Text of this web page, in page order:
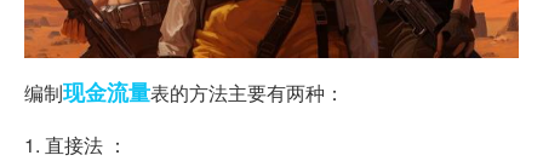
编制现金流量表的方法主要有两种：
1. 直接法 ：